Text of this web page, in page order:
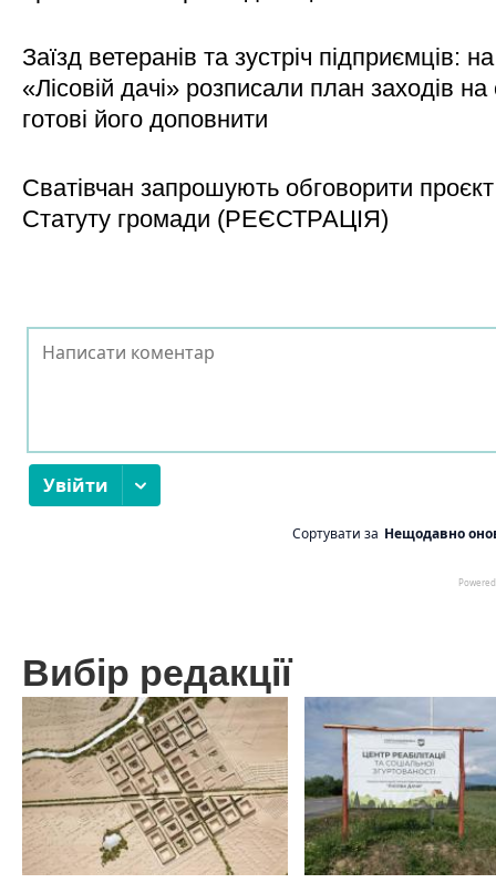
Заїзд ветеранів та зустріч підприємців: на
«Лісовій дачі» розписали план заходів на
готові його доповнити
Сватівчан запрошують обговорити проєкт
Статуту громади (РЕЄСТРАЦІЯ)
Вибір редакції